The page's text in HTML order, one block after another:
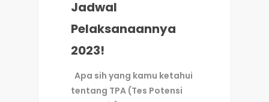
Jadwal
Pelaksanaannya
2023!
Apa sih yang kamu ketahui
tentang TPA (Tes Potensi